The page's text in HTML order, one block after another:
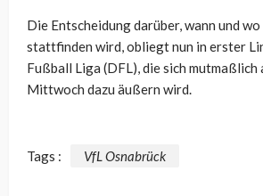
Die Entscheidung darüber, wann und
stattfinden wird, obliegt nun in erster
Fußball Liga (DFL), die sich mutmaßlich
Mittwoch dazu äußern wird.
Tags : VfL Osnabrück